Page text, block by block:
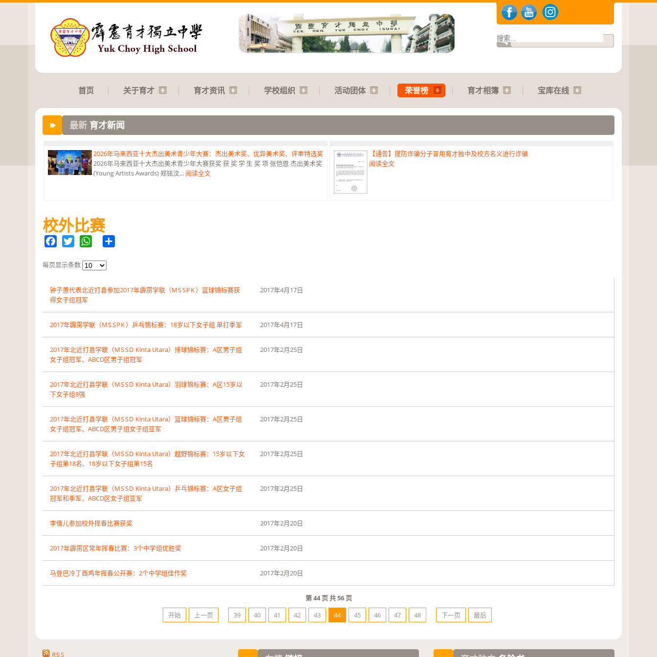
首页 关于育才 育才资讯 学校组织 活动团体 荣誉榜 育才相簿 宝库在线
最新 育才新闻
恭贺本校庄浩霖同学荣获第六届“中华翰墨情”佛港澳台侨中小学生书法比赛最高荣誉
——特优奖...
2026年马来西亚十大杰出美术青少年大赛：杰出美术奖、优异美术奖、评审特选奖
2026年马来西亚十大杰出美术青少年大赛获奖 获 奖 学 生 奖 项 张恺恩 杰出美术奖
(Young Artists Awards) 郑铱汶... 阅读全文
【通告】提防诈骗分子冒用育才独中及校方名义进行诈骗
阅读全文
校外比赛
每页显示条数
钟子蕙代表北近打县参加2017年霹雳学联（MSSPK）篮球锦标赛获
得女子组冠军
2017年4月17日
2017年霹雳学联（MSSPK）乒乓锦标赛： 18岁以下女子组 单打季军 2017年4月17日
2017年北近打县学联（MSSD Kinta Utara）排球锦标赛：A区男子组
女子组冠军、ABCD区男子组冠军
2017年2月25日
2017年北近打县学联（MSSD Kinta Utara）羽球锦标赛：A区15岁以
下女子组8强
2017年2月25日
2017年北近打县学联（MSSD Kinta Utara）篮球锦标赛：A区男子组
女子组冠军、ABCD区男子组女子组亚军
2017年2月25日
2017年北近打县学联（MSSD Kinta Utara）越野锦标赛： 15岁以下女
子组第18名、 18岁以下女子组第15名
2017年2月25日
2017年北近打县学联（MSSD Kinta Utara）乒乓锦标赛：A区女子组
冠军和季军，ABCD区女子组亚军
2017年2月25日
李倩儿参加校外挥春比赛获奖 2017年2月20日
2017年霹雳区常年挥春比赛： 3个中学组优胜奖 2017年2月20日
马登巴冷丁酉鸡年挥春公开赛： 2个中学组佳作奖 2017年2月20日
第44页 共56页
开始
上一页 39 40 41 42 43 44 45 46 47 48 下一页 最后
RSS